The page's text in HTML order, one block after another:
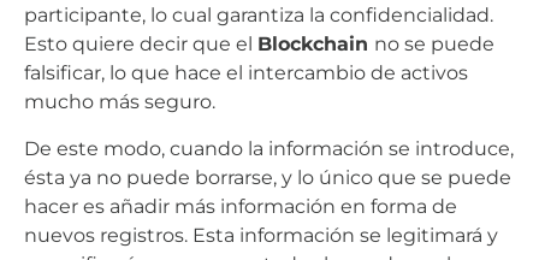
participante, lo cual garantiza la confidencialidad.
Esto quiere decir que el Blockchain no se puede
falsificar, lo que hace el intercambio de activos
mucho más seguro.
De este modo, cuando la información se introduce,
ésta ya no puede borrarse, y lo único que se puede
hacer es añadir más información en forma de
nuevos registros. Esta información se legitimará y